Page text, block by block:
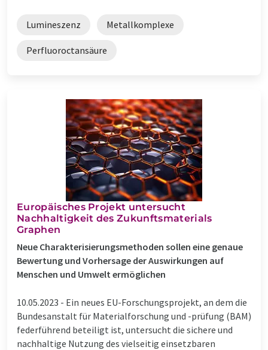
Lumineszenz Metallkomplexe
Perfluoroctansäure
Europäisches Projekt untersucht
Nachhaltigkeit des Zukunftsmaterials
Graphen
Neue Charakterisierungsmethoden sollen eine genaue
Bewertung und Vorhersage der Auswirkungen auf
Menschen und Umwelt ermöglichen
10.05.2023 - Ein neues EU-Forschungsprojekt, an dem die
Bundesanstalt für Materialforschung und -prüfung (BAM)
federführend beteiligt ist, untersucht die sichere und
nachhaltige Nutzung des vielseitig einsetzbaren